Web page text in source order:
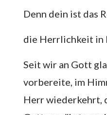
Denn dein ist das
die Herrlichkeit in
Seit wir an Gott
vorbereite, im
Herr wiederkehrt,